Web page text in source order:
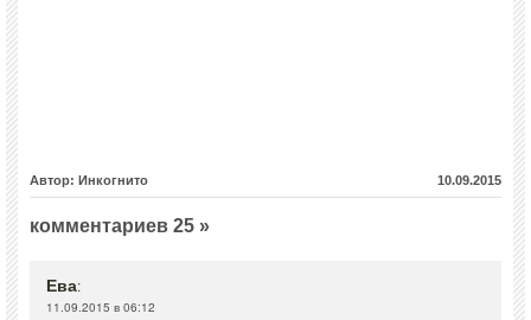
Автор: Инкогнито 10.09.2015
комментариев 25 »
Ева:
11.09.2015 в 06:12